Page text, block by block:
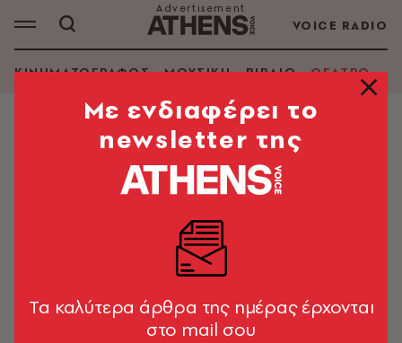
VOICE RADIO
ΚΙΝΗΜΑΤΟΓΡΑΦΟΣ ΜΟΥΣΙΚΗ ΒΙΒΛΙΟ ΘΕΑΤΡΟ -
ΘΕΑΤΡΟ - ΟΠΕΡΑ
ΕΛΣ: ξεκινά η προπώληση για τις
παραγωγές Απριλίου-Ιουνίου 2024
Εισιτήρια για τις παραστάσεις «Η άνοδος και η πτώση
της πόλης Μαχαγκόννυ», «Ο αποτυχημένος»,
Mε ενδιαφέρει το
newsletter της
Tα καλύτερα άρθρα της ημέρας έρχονται
στο mail σου